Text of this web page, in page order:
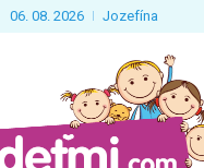
06. 08. 2026 Jozefína